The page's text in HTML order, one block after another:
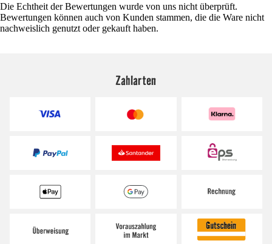
Die Echtheit der Bewertungen wurde von uns nicht überprüft.
Bewertungen können auch von Kunden stammen, die die Ware nicht
nachweislich genutzt oder gekauft haben.
Zahlarten